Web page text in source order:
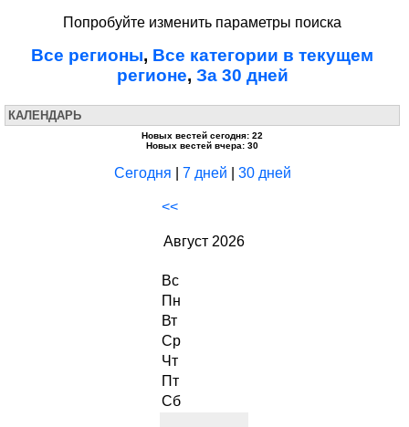
Попробуйте изменить параметры поиска
Все регионы, Все категории в текущем
регионе, За 30 дней
КАЛЕНДАРЬ
Новых вестей сегодня: 22
Новых вестей вчера: 30
Сегодня 7 дней 30 дней
<<
Август 2026
Вс
Пн
Вт
Ср
Чт
Пт
Сб